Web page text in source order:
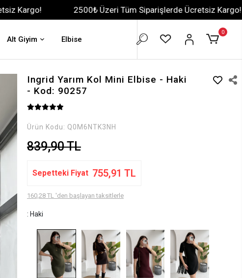
2500₺ Üzeri Tüm Siparişlerde Ücretsiz Kargo!
Alt Giyim Elbise
0
Ingrid Yarım Kol Mini Elbise - Haki
- Kod: 90257
Ürün Kodu: Q0M6NTK3NH
839,90 TL
Sepetteki Fiyat 755,91 TL
160,28 TL 'den başlayan taksitlerle
: Haki